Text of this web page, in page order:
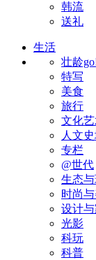
韩流
送礼
生活
壮龄
特写
美食
旅行
文化
人文
专栏
@世代
生态
时尚
设计
光影
科玩
科普